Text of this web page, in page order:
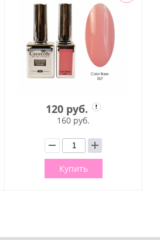
120 руб.
160 руб.
Купить